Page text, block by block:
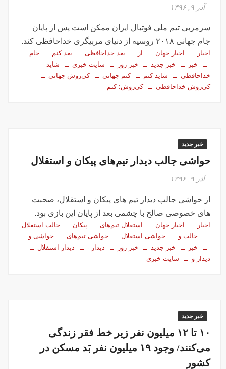
آذر ۹, ۱۳۹۶
سرمربی تیم ملی فوتبال ایران ممکن است پس از پایان
جام جهانی ۲۰۱۸ روسیه از دنیای مربیگری خداحافظی کند.
اخبار اخبار جهان از بعد خداحافظی بعد کنم
جام
خبر
خبر جدید خبر روز سایت خبری
شاید
خداحافظی
شاید کنم کنم جهانی
کی‌روش جهانی
کی‌روش خداحافظی
کی‌روش: کنم
خبر جدید
حواشی جالب دیدار تیم‌های پیکان و استقلال
آذر ۹, ۱۳۹۶
از حواشی جالب دیدار تیم های پیکان و استقلال، صحبت
های خصوصی صالح با چشمی بعد از پایان این بازی بود.
اخبار اخبار جهان استقلال تیم‌های پیکان
جالب استقلال
جالب و
حواشی استقلال حواشی تیم‌های
حواشی و
خبر
خبر جدید خبر روز دیدار -
دیدار استقلال
دیدار و
سایت خبری
خبر جدید
۱۰ تا ۱۲ میلیون نفر زیر خط فقر زندگی
می‌کنند/ وجود ۱۹ میلیون نفر بَد مسکن در
کشور